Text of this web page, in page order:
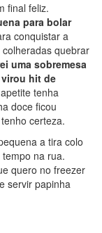
final feliz.
para bolar
conquistar a
quebrar
uma sobremesa
hit de
tenha
doce ficou
certeza.
a tira colo
na rua.
quero no freezer
servir papinha